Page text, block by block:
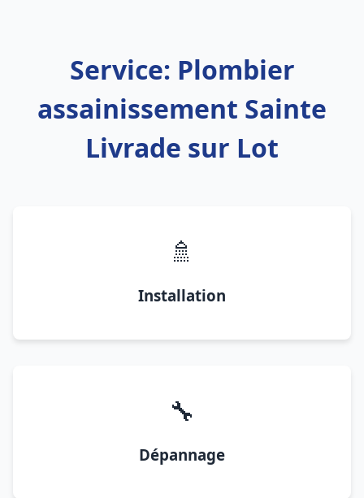
Service: Plombier
assainissement Sainte
Livrade sur Lot
🚿
Installation
🔧
Dépannage